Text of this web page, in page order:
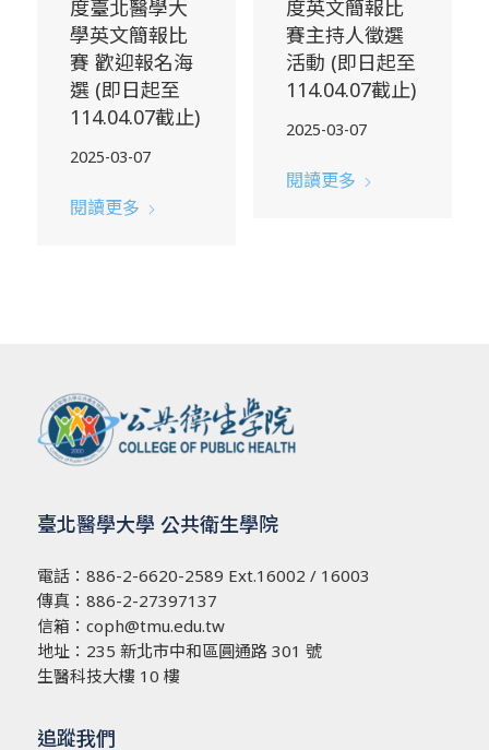
度臺北醫學大
學英文簡報比
賽 歡迎報名海
選 (即日起至
114.04.07截止)
2025-03-07
閱讀更多
度英文簡報比
賽主持人徵選
活動 (即日起至
114.04.07截止)
2025-03-07
閱讀更多
臺北醫學大學 公共衛生學院
電話： 886-2-6620-2589 Ext.16002 / 16003
傳真：886-2-27397137
信箱： coph@tmu.edu.tw
地址： 235 新北市中和區圓通路 301 號
生醫科技大樓 10 樓
追蹤我們